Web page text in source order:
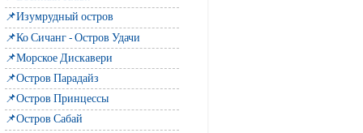
📌Изумрудный остров
📌Ко Сичанг - Остров Удачи
📌Морское Дискавери
📌Остров Парадайз
📌Остров Принцессы
📌Остров Сабай